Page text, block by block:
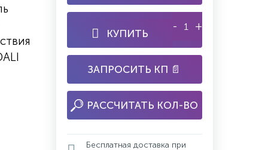
КУПИТЬ
- +
ЗАПРОСИТЬ КП 📄
РАССЧИТАТЬ КОЛ-ВО
Бесплатная доставка при